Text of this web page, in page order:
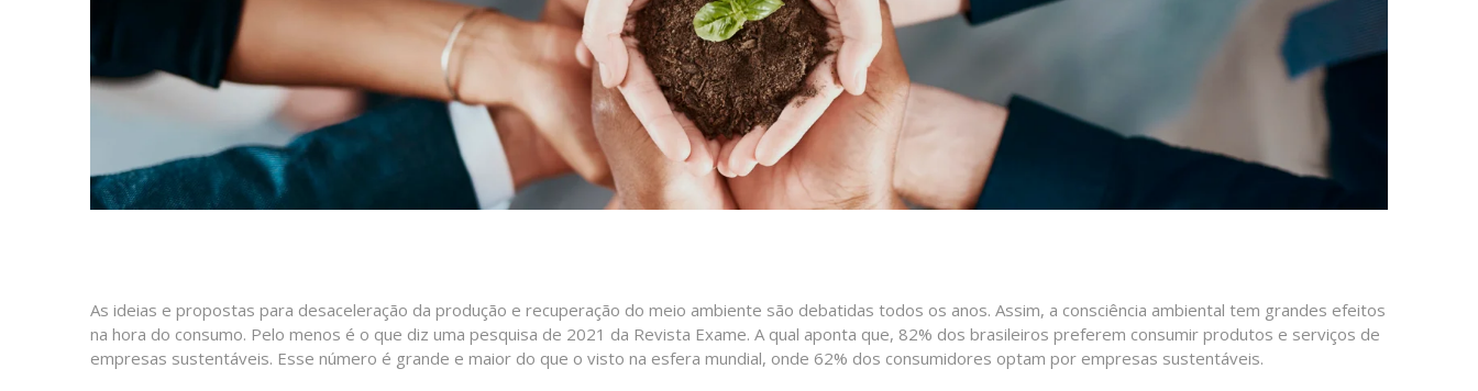
As ideias e propostas para desaceleração da produção e recuperação do meio ambiente são debatidas todos os anos. Assim, a consciência ambiental tem grandes efeitos
na hora do consumo. Pelo menos é o que diz uma pesquisa de 2021 da Revista Exame. A qual aponta que, 82% dos brasileiros preferem consumir produtos e serviços de
empresas sustentáveis. Esse número é grande e maior do que o visto na esfera mundial, onde 62% dos consumidores optam por empresas sustentáveis.